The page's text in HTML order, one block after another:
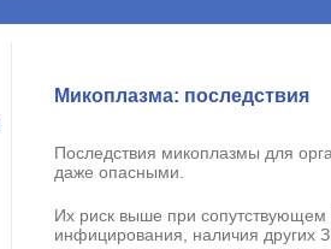
Микоплазма: последствия
Последствия микоплазмы для
даже опасными.
Их риск выше при
инфицирования, наличия других